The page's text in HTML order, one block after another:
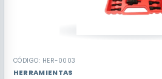
CÓDIGO: HER-0003
HERRAMIENTAS